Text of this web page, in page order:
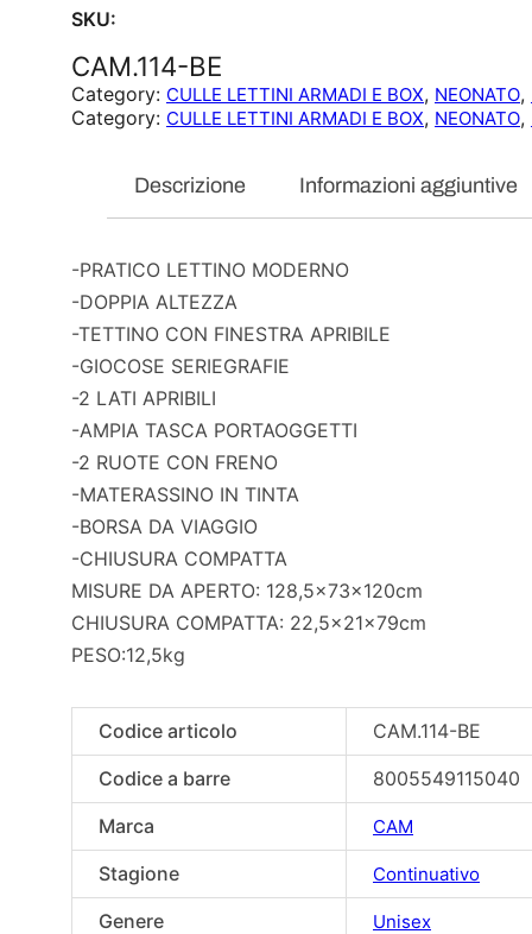
SKU:
CAM.114-BE
Category: CULLE LETTINI ARMADI E BOX, NEONATO,
Category: CULLE LETTINI ARMADI E BOX, NEONATO,
Descrizione Informazioni aggiuntive
-PRATICO LETTINO MODERNO
-DOPPIA ALTEZZA
-TETTINO CON FINESTRA APRIBILE
-GIOCOSE SERIEGRAFIE
-2 LATI APRIBILI
-AMPIA TASCA PORTAOGGETTI
-2 RUOTE CON FRENO
-MATERASSINO IN TINTA
-BORSA DA VIAGGIO
-CHIUSURA COMPATTA
MISURE DA APERTO: 128,5x73x120cm
CHIUSURA COMPATTA: 22,5x21x79cm
PESO:12,5kg
Codice articolo
CAM.114-BE
Codice a barre
8005549115040
Marca
CAM
Stagione Continuativo
Genere Unisex